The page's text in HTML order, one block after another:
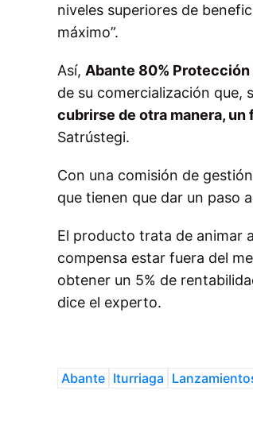
niveles superiores de
máximo”.
Así, Abante 80%
de su comercialización que,
cubrirse de otra manera, un
Satrústegi.
Con una comisión de
que tienen que dar un paso
El producto trata de animar
compensa estar fuera del
obtener un 5% de
dice el experto.
Abante Iturriaga